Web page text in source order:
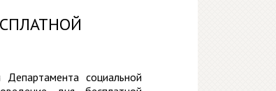
социальной